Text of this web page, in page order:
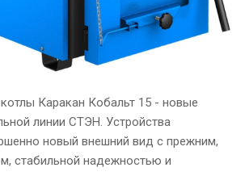
Каракан Кобальт 15 - новые
линии СТЭН. Устройства
новый внешний вид с прежним,
стабильной надежностью и